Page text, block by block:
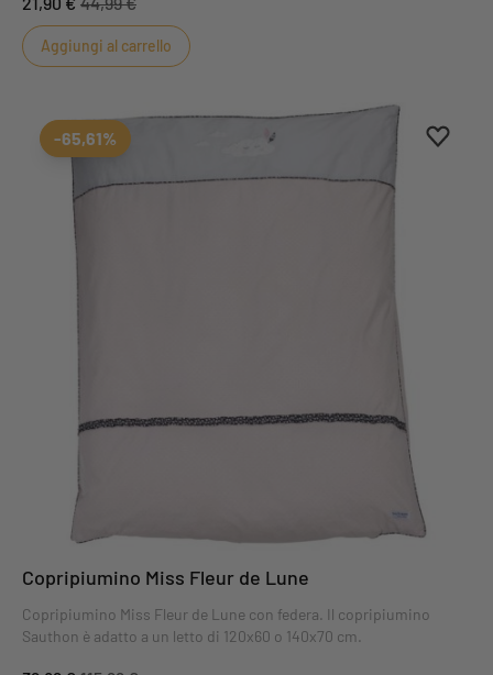
Aggiungi al carrello
-65,61%
Copripiumino Miss Fleur de Lune
Copripiumino Miss Fleur de Lune con federa. Il copripiumino
Sauthon è adatto a un letto di 120x60 o 140x70 cm.